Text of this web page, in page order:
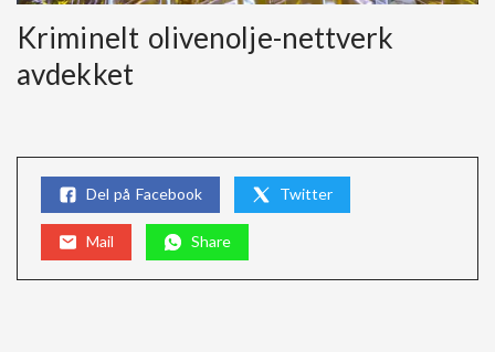
Kriminelt olivenolje-nettverk
avdekket
Del på Facebook Twitter
Mail Share